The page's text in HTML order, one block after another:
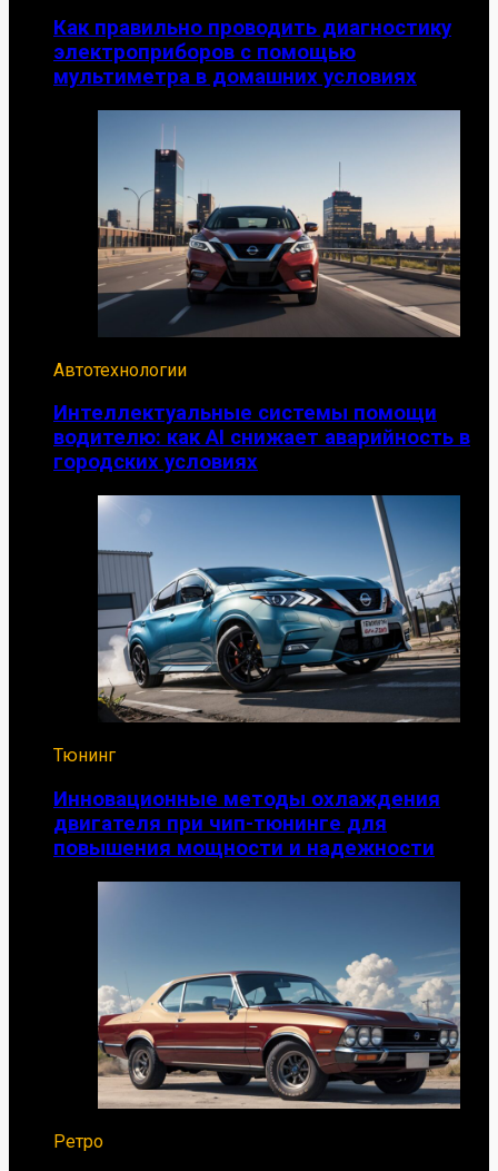
Как правильно проводить диагностику
электроприборов с помощью
мультиметра в домашних условиях
Автотехнологии
Интеллектуальные системы помощи
водителю: как AI снижает аварийность в
городских условиях
Тюнинг
Инновационные методы охлаждения
двигателя при чип-тюнинге для
повышения мощности и надежности
Ретро